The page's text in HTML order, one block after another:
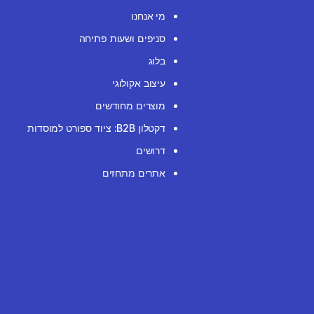
מי אנחנו
סניפים ושעות פתיחה
בלוג
עיצוב אקולוגי
מוצרים מחודשים
דקטלון B2B: ציוד ספורט למוסדות
דרושים
אתרים מתחזים